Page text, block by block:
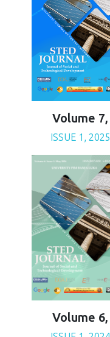
Volume 7,
ISSUE 1, 2025
Volume 6,